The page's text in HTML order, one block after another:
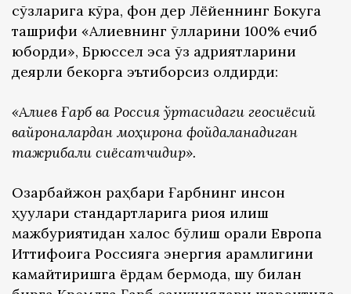
сўзларига кўра, фон дер Лёйеннинг Бокуга
ташрифи «Алиевнинг қўлларини 100% ечиб
юборди», Брюссел эса ўз қадриятларини
деярли бекорга эътиборсиз қолдирди:
«Алиев Ғарб ва Россия ўртасидаги геосиёсий
вайроналардан моҳирона фойдаланадиган
тажрибали сиёсатчидир».
Озарбайжон раҳбари Ғарбнинг инсон
ҳуқуқлари стандартларига риоя қилиш
мажбуриятидан халос бўлиш орқали Европа
Иттифоқига Россияга энергия қарамлигини
камайтиришга ёрдам бермоқда, шу билан